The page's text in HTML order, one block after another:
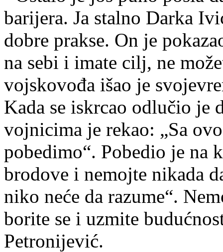
barijera. Ja stalno Darka
dobre prakse. On je
na sebi i imate cilj, ne
vojskovođa išao je
Kada se iskrcao odlučio je
vojnicima je rekao: „Sa
pobedimo“. Pobedio je na
brodove i nemojte nikada
niko neće da razume“.
borite se i uzmite
Petronijević.